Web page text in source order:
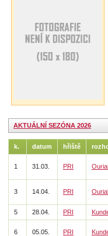
AKTUÁLNÍ SEZÓNA 2026
k. datum hřiště
1 31.03. PRI
3 14.04. PRI
5 28.04. PRI
6 05.05. PRI